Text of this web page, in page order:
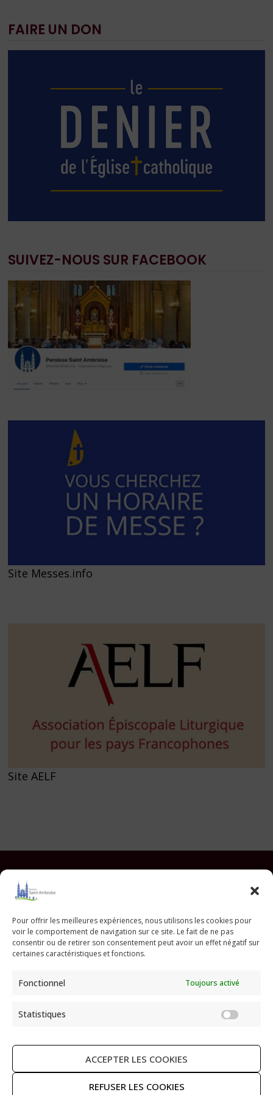
Pour offrir les meilleures expériences, nous utilisons les cookies pour
voir le comportement de navigation sur ce site. Le fait de ne pas
consentir ou de retirer son consentement peut avoir un effet négatif sur
certaines caractéristiques et fonctions.
Fonctionnel Toujours activé
Statistiques
ACCEPTER LES COOKIES
REFUSER LES COOKIES
FAIRE UN DON
SUIVEZ-NOUS SUR FACEBOOK
Site Messes.info
Site AELF
Paroisse Saint Ambroise
33 avenue Parmentier - 75011 Paris
01 43 55 56 18
RECHERCHER